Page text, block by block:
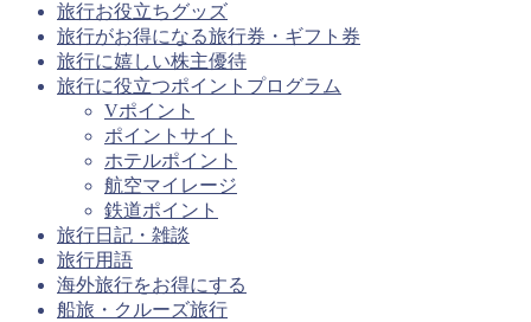
旅行お役立ちグッズ
旅行がお得になる旅行券・ギフト券
旅行に嬉しい株主優待
旅行に役立つポイントプログラム
Vポイント
ポイントサイト
ホテルポイント
航空マイレージ
鉄道ポイント
旅行日記・雑談
旅行用語
海外旅行をお得にする
船旅・クルーズ旅行